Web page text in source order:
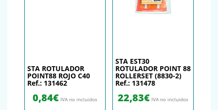
STA ROTULADOR
POINT88 ROJO C40
Ref.: 131462
0,84€ IVA no incluidos
STA EST30
ROTULADOR POINT 88
ROLLERSET (8830-2)
Ref.: 131478
22,83€ IVA no incluidos